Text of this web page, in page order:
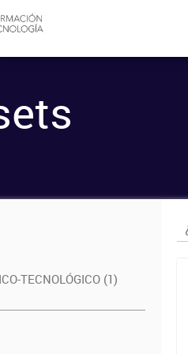
TECNOLÓGICO (1)